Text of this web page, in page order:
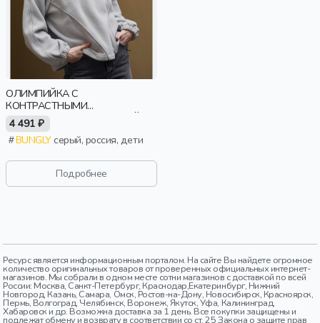
ОЛИМПИЙКА С
КОНТРАСТНЫМИ
ОКАНТОВКАМИ И УТЯЖКОЙ
"СЕРАЯ" ЖЕНСКАЯ
4 491 ₽
BUNGLYсерый, россия, дети
Подробнее
Ресурс является информационным порталом. На сайте Вы найдете огромное
количество оригинальных товаров от проверенных официальных интернет-
магазинов. Мы собрали в одном месте сотни магазинов с доставкой по всей
России: Москва, Санкт-Петербург, Краснодар,Екатеринбург, Нижний
Новгород, Казань, Самара, Омск, Ростов-на-Дону, Новосибирск, Красноярск,
Пермь, Волгоград, Челябинск, Воронеж, Якутск, Уфа, Калининград,
Хабаровск и др. Возможна доставка за 1 день. Все покупки защищены и
подлежат обмену и возврату в соответствии со ст. 25 Закона о защите прав